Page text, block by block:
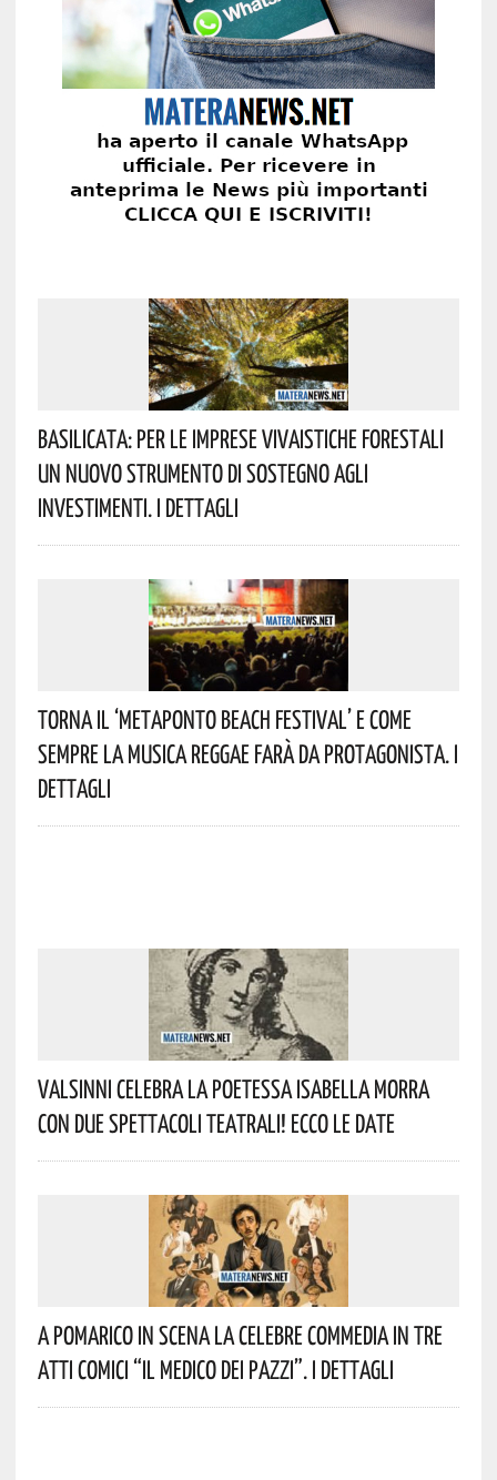
Basilicata: Per Le Imprese Vivaistiche Forestali
Un Nuovo Strumento Di Sostegno Agli
Investimenti. I Dettagli
Torna Il ‘Metaponto Beach Festival’ E Come
Sempre La Musica Reggae Farà Da Protagonista. I
Dettagli
Valsinni Celebra La Poetessa Isabella Morra
Con Due Spettacoli Teatrali! Ecco Le Date
A Pomarico In Scena La Celebre Commedia In Tre
Atti Comici “Il Medico Dei Pazzi”. I Dettagli